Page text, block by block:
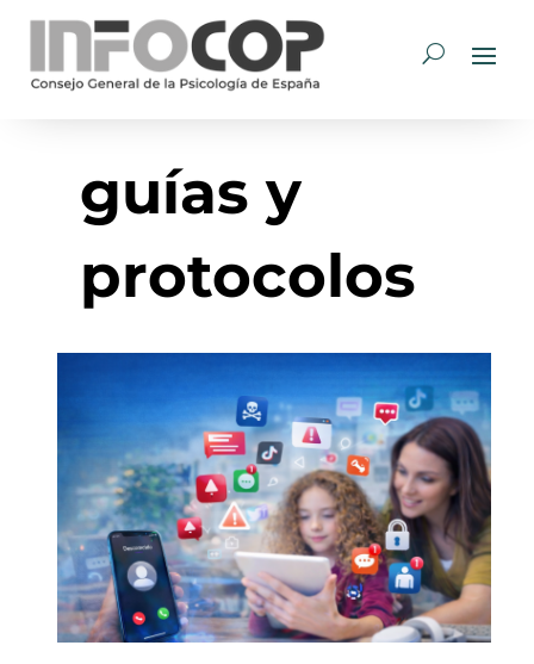
guías y
protocolos